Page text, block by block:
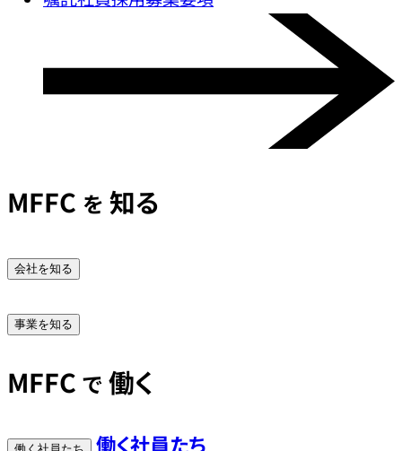
MFFC を 知る
会社を知る
事業を知る
MFFC で 働く
働く社員たち